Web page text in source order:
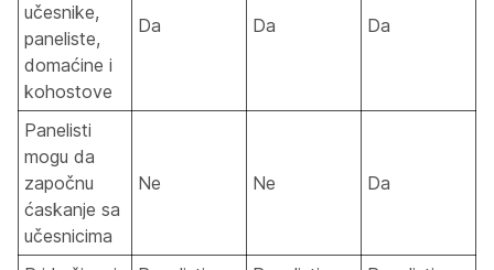
učesnike,
paneliste,
domaćine i
kohostove
Da Da Da
Panelisti
mogu da
započnu
ćaskanje sa
učesnicima
Ne Ne Da